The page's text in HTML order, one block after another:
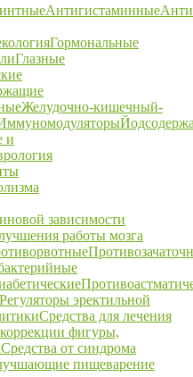
Антигистаминные
Гормональные
Глазные
Желудочно-кишечный-
и
зависимости
работы мозга
Регуляторы эректильной
Средства для лечения
фигуры,
Средства от синдрома
пищеварение